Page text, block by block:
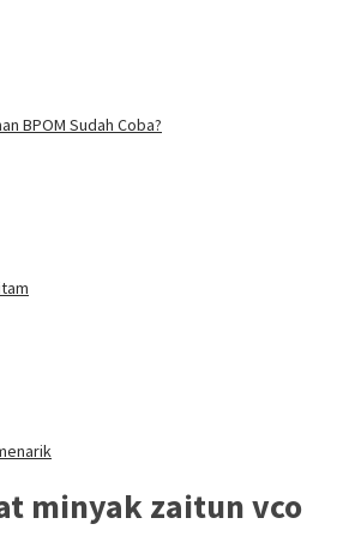
BPOM Sudah Coba?
minyak zaitun vco